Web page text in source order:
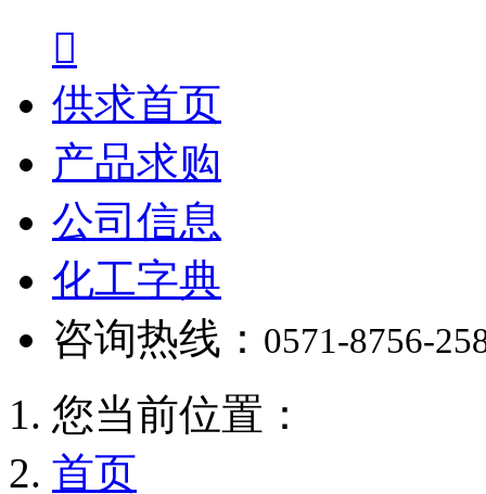

供求首页
产品求购
公司信息
化工字典
咨询热线： 0571-8756-
您当前位置：
首页